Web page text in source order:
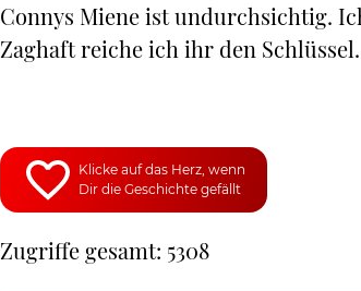
Connys Miene ist undurchsichtig.
Zaghaft reiche ich ihr den
Klicke auf das Herz, wenn
Dir die Geschichte gefällt
Zugriffe gesamt: 5308